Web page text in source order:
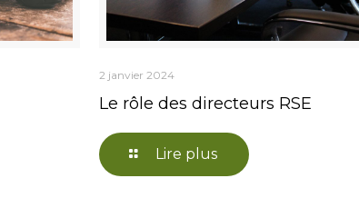
2 janvier 2024
Le rôle des directeurs RSE
Lire plus